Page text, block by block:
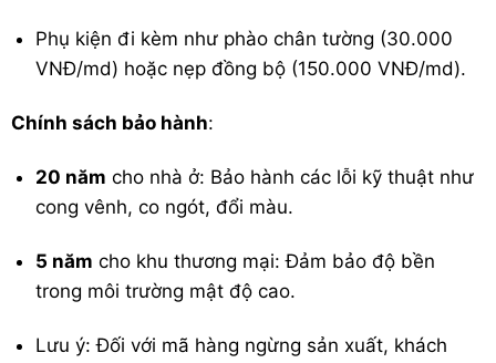
Phụ kiện đi kèm như phào chân tường (30.000
VNĐ/md) hoặc nẹp đồng bộ (150.000 VNĐ/md).
Chính sách bảo hành:
20 năm cho nhà ở: Bảo hành các lỗi kỹ thuật như
cong vênh, co ngót, đổi màu.
5 năm cho khu thương mại: Đảm bảo độ bền
trong môi trường mật độ cao.
Lưu ý: Đối với mã hàng ngừng sản xuất, khách